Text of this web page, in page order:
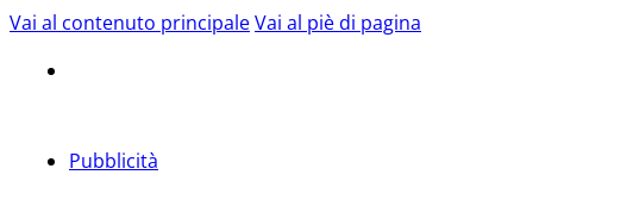
Vai al contenuto principaleVai al piè di pagina
Pubblicità